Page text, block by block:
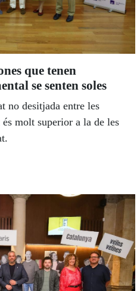
que tenen
se senten soles
no desitjada entre les
molt superior a la de les